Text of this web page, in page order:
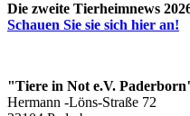
Die zweite Tierheimnews
Schauen Sie sie sich hier an!
"Tiere in Not e.V.
Hermann -Löns-Straße 72